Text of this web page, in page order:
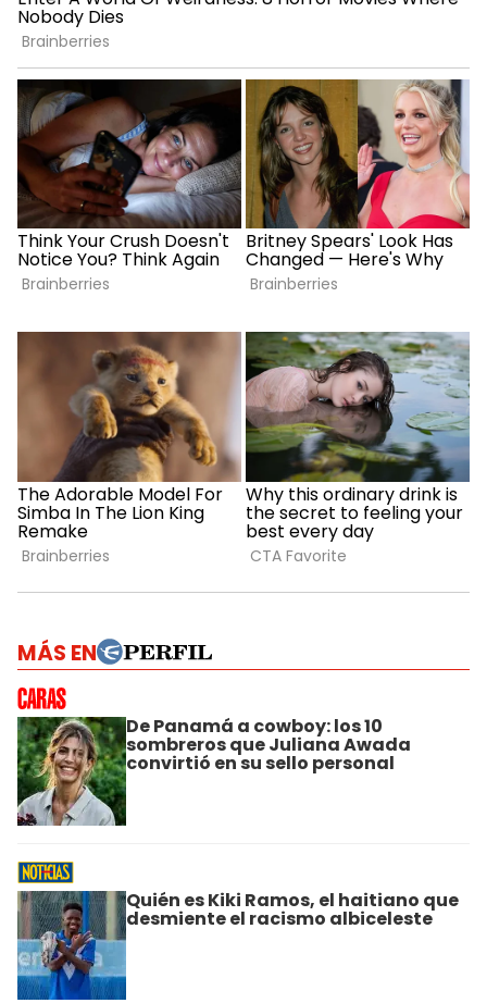
MÁS EN
De Panamá a cowboy: los 10
sombreros que Juliana Awada
convirtió en su sello personal
Quién es Kiki Ramos, el haitiano que
desmiente el racismo albiceleste